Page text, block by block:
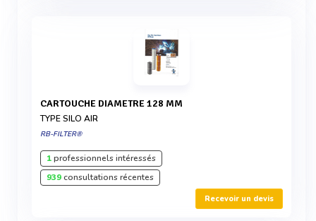
CARTOUCHE DIAMETRE 128 MM
TYPE SILO AIR
RB-FILTER®
1professionnels intéressés
939consultations récentes
Recevoir un devis